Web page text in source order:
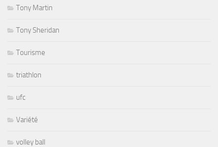
Tony Martin
Tony Sheridan
Tourisme
triathlon
ufc
Variété
volley ball